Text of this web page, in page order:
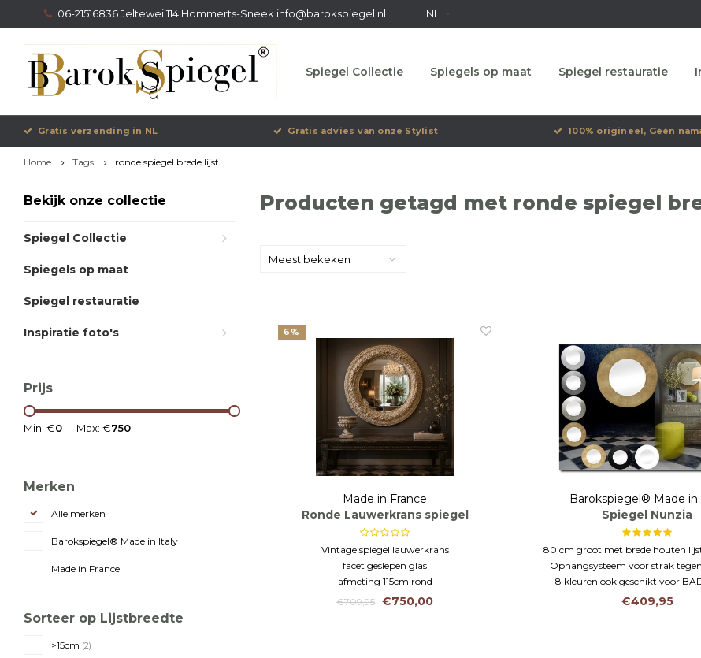
06-21516836 Jeltewei 114 Hommerts-Sneek info@barokspiegel.nl NL
Spiegel Collectie Spiegels op maat Spiegel restauratie
Gratis verzending in NL Gratis advies van onze Stylist 100% origineel, Géén
Home Tags ronde spiegel brede lijst
Bekijk onze collectie
Spiegel Collectie
Spiegels op maat
Spiegel restauratie
Inspiratie foto's
Prijs
Min: €0 Max: €750
Merken
Alle merken
Barokspiegel® Made in Italy
Made in France
Sorteer op Lijstbreedte
>15cm (2)
Producten getagd met ronde spiegel
Meest bekeken
6%
Made in France
Ronde Lauwerkrans spiegel
Vintage spiegel lauwerkrans
facet geslepen glas
afmeting 115cm rond
€709,95
€750,00
Barokspiegel® Made in
Spiegel Nunzia
80 cm groot met brede houten
Ophangsysteem voor strak
8 kleuren ook geschikt voor
€409,95